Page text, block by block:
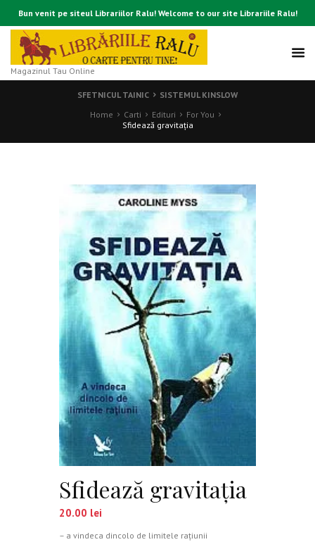
Bun venit pe siteul Librariilor Ralu! Welcome to our site Librariile Ralu!
Magazinul Tau Online
SFETNICUL TAINIC
SISTEMUL KINSLOW
Home
Carti Edituri
For You
Sfidează gravitaţia
Sfidează gravitaţia
20.00 lei
– a vindeca dincolo de limitele raţiunii